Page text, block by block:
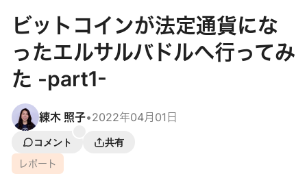
ビットコインが法定通貨にな
ったエルサルバドルへ行ってみ
た -part1-
練木 照子•2022年04月01日
コメント
共有
レポート